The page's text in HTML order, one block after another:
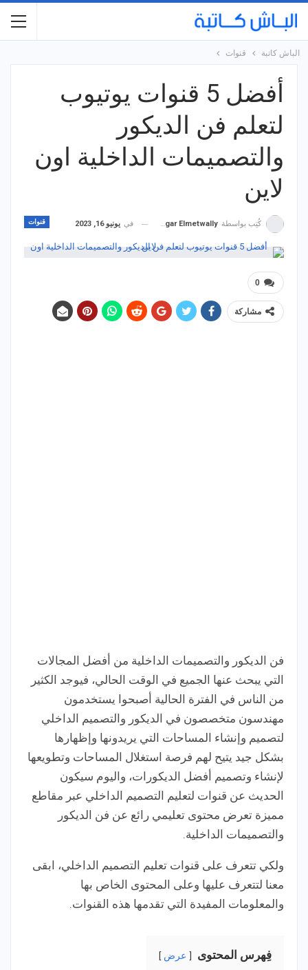
الباش كاتبة قنوات
أفضل 5 قنوات يوتيوب
لتعلم فن الديكور
والتصميمات الداخلية اون
لاين
قنوات كُتِب بواسطة Hagar Elmetwally في يونيو 16, 2023
0
مشاركة
فن الديكور والتصميمات الداخلية من أفضل المجالات
التي يبحث عنها الجميع في الوقت الحالي، فيوجد الكثير
من الناس في الفترة الحالية أصبحوا يستخدمون
مهندسون متخصصون في الديكور والتصميم الداخلي
لتصميم وإنشاء المساحات التي يريدونها وإظهارها
بشكل جيد يتيح لهم فرصة استغلال المساحات وتطويعها
لإنشاء وتصميم أفضل الديكورات، واليوم سيكون
الحديث عن قنوات لتعليم التصميم الداخلي عبر مقاطع
مميزة تعرض محتوى تعليمي رائع عن فن الديكور
والتصميمات الداخلية.
ولكي تتعرف على قنوات تعليم التصميم الداخلي، ابقى
معنا لتتعرف عليها وعلى المحتوى الخاص بها
والمعلومات المفيدة التي تقدمها هذه القنوات.
فِهرس المحتوى عرض